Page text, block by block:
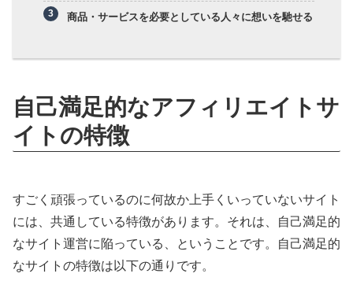
商品・サービスを必要としている人々に想いを馳せる
自己満足的なアフィリエイトサ
イトの特徴
すごく頑張っているのに何故か上手くいっていないサイト
には、共通している特徴があります。それは、自己満足的
なサイト運営に陥っている、ということです。自己満足的
なサイトの特徴は以下の通りです。